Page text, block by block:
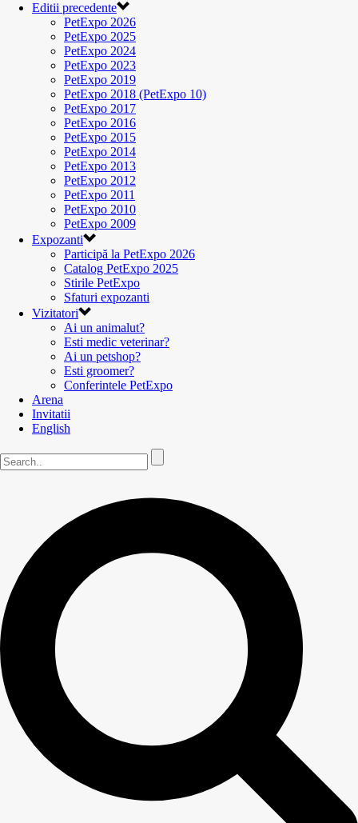
Editii precedente
PetExpo 2026
PetExpo 2025
PetExpo 2024
PetExpo 2023
PetExpo 2019
PetExpo 2018 (PetExpo 10)
PetExpo 2017
PetExpo 2016
PetExpo 2015
PetExpo 2014
PetExpo 2013
PetExpo 2012
PetExpo 2011
PetExpo 2010
PetExpo 2009
Expozanti
Participă la PetExpo 2026
Catalog PetExpo 2025
Stirile PetExpo
Sfaturi expozanti
Vizitatori
Ai un animalut?
Esti medic veterinar?
Ai un petshop?
Esti groomer?
Conferintele PetExpo
Arena
Invitatii
English